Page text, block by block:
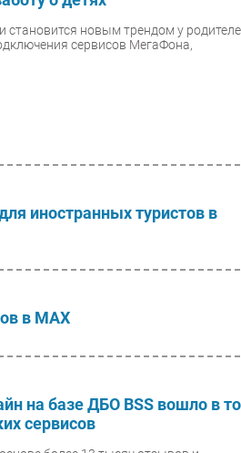
новым трендом у
сервисов МегаФона,
иностранных туристов в
в MAX
на базе ДБО BSS вошло в
сервисов